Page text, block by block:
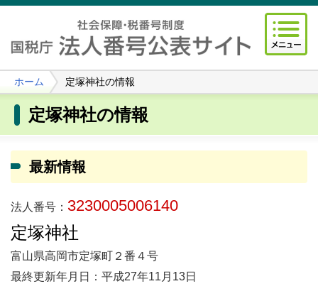
ホーム 定塚神社の情報
定塚神社の情報
最新情報
法人番号： 3230005006140
定塚神社
富山県高岡市定塚町２番４号
最終更新年月日：平成27年11月13日